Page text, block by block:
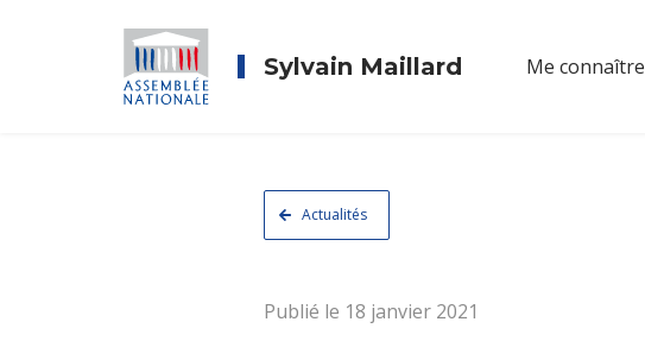
Sylvain Maillard Me connaître
Actualités
Publié le 18 janvier 2021